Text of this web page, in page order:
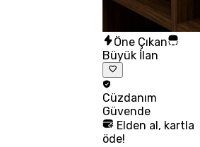
Öne Çıkan
Büyük İlan
Cüzdanım
Güvende
Elden al, kartla
öde!